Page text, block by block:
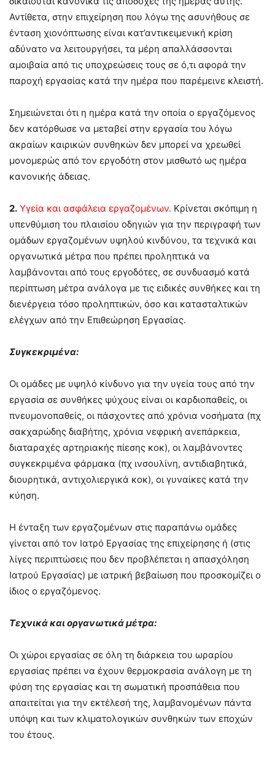
Αντίθετα, στην επιχείρηση που λόγω της ασυνήθους σε
ένταση χιονόπτωσης είναι κατ’αντικειμενική κρίση
αδύνατο να λειτουργήσει, τα μέρη απαλλάσσονται
αμοιβαία από τις υποχρεώσεις τους σε ό,τι αφορά την
παροχή εργασίας κατά την ημέρα που παρέμεινε κλειστή.
Σημειώνεται ότι η ημέρα κατά την οποία ο εργαζόμενος
δεν κατόρθωσε να μεταβεί στην εργασία του λόγω
ακραίων καιρικών συνθηκών δεν μπορεί να χρεωθεί
μονομερώς από τον εργοδότη στον μισθωτό ως ημέρα
κανονικής άδειας.
2. Υγεία και ασφάλεια εργαζομένων. Κρίνεται σκόπιμη η
υπενθύμιση του πλαισίου οδηγιών για την περιγραφή των
ομάδων εργαζομένων υψηλού κινδύνου, τα τεχνικά και
οργανωτικά μέτρα που πρέπει προληπτικά να
λαμβάνονται από τους εργοδότες, σε συνδυασμό κατά
περίπτωση μέτρα ανάλογα με τις ειδικές συνθήκες και τη
διενέργεια τόσο προληπτικών, όσο και κατασταλτικών
ελέγχων από την Επιθεώρηση Εργασίας.
Συγκεκριμένα:
Οι ομάδες με υψηλό κίνδυνο για την υγεία τους από την
εργασία σε συνθήκες ψύχους είναι οι καρδιοπαθείς, οι
πνευμονοπαθείς, οι πάσχοντες από χρόνια νοσήματα (πχ
σακχαρώδης διαβήτης, χρόνια νεφρική ανεπάρκεια,
διαταραχές αρτηριακής πίεσης κοκ), οι λαμβάνοντες
συγκεκριμένα φάρμακα (πχ ινσουλίνη, αντιδιαβητικά,
διουρητικά, αντιχολιεργικά κοκ), οι γυναίκες κατά την
κύηση.
Η ένταξη των εργαζομένων στις παραπάνω ομάδες
γίνεται από τον Ιατρό Εργασίας της επιχείρησης ή (στις
λίγες περιπτώσεις που δεν προβλέπεται η απασχόληση
Ιατρού Εργασίας) με ιατρική βεβαίωση που προσκομίζει ο
ίδιος ο εργαζόμενος.
Τεχνικά και οργανωτικά μέτρα:
Οι χώροι εργασίας σε όλη τη διάρκεια του ωραρίου
εργασίας πρέπει να έχουν θερμοκρασία ανάλογη με τη
φύση της εργασίας και τη σωματική προσπάθεια που
απαιτείται για την εκτέλεσή της, λαμβανομένων πάντα
υπόψη και των κλιματολογικών συνθηκών των εποχών
του έτους.